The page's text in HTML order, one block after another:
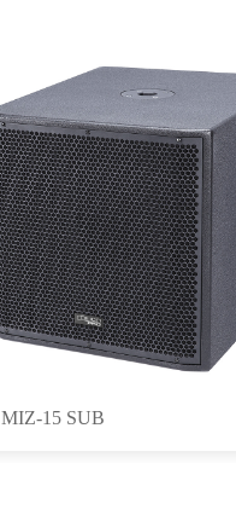
MIZ-15 SUB